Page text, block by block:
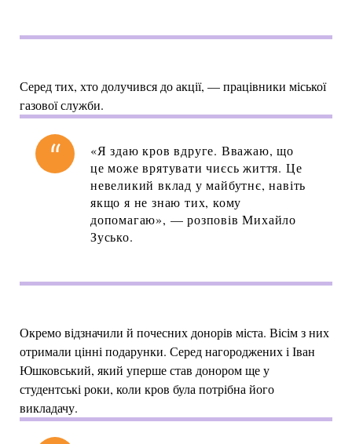
Серед тих, хто долучився до акції, — працівники міської
газової служби.
«Я здаю кров вдруге. Вважаю, що
це може врятувати чиєсь життя. Це
невеликий вклад у майбутнє, навіть
якщо я не знаю тих, кому
допомагаю», — розповів Михайло
Зусько.
Окремо відзначили й почесних донорів міста. Вісім з них
отримали цінні подарунки. Серед нагороджених і Іван
Юшковський, який уперше став донором ще у
студентські роки, коли кров була потрібна його
викладачу.